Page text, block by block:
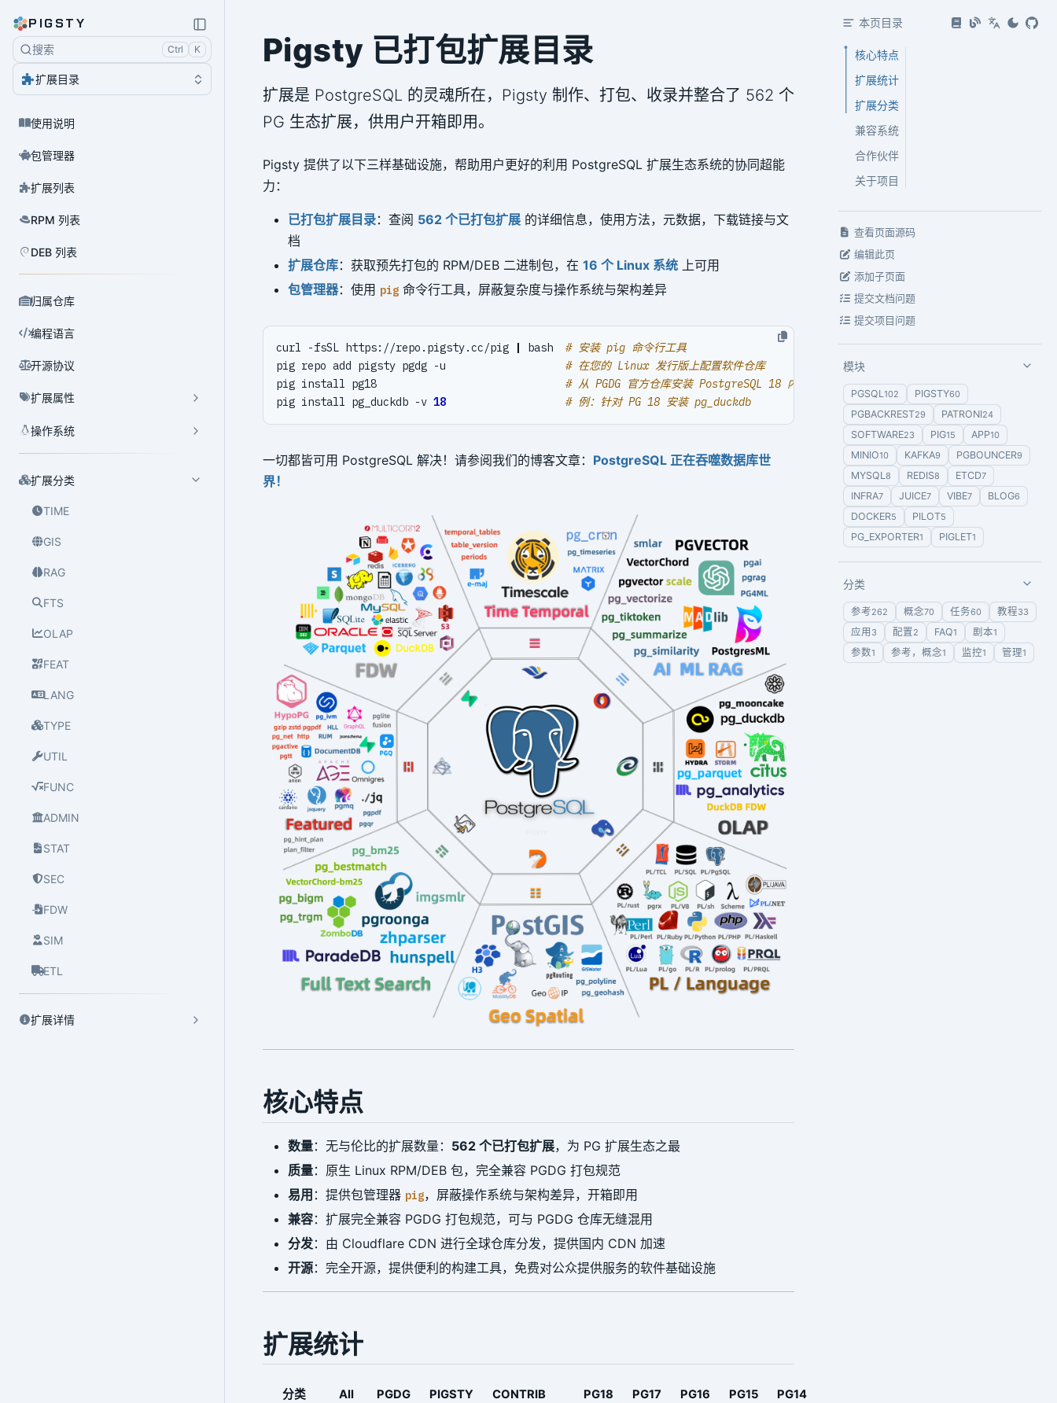
PIGSTY
搜索 Ctrl K
扩展目录
使用说明
包管理器
扩展列表
RPM 列表
DEB 列表
归属仓库
编程语言
开源协议
扩展属性
操作系统
扩展分类
TIME
GIS
RAG
FTS
OLAP
FEAT
LANG
TYPE
UTIL
FUNC
ADMIN
STAT
SEC
FDW
SIM
ETL
扩展详情
Pigsty 已打包扩展目录
扩展是 PostgreSQL 的灵魂所在，Pigsty 制作、打包、收录并整合了 562 个
PG 生态扩展，供用户开箱即用。
Pigsty 提供了以下三样基础设施，帮助用户更好的利用 PostgreSQL 扩展生态系统的协同超能
力：
已打包扩展目录：查阅 562 个已打包扩展 的详细信息，使用方法，元数据，下载链接与文
档
扩展仓库：获取预先打包的 RPM/DEB 二进制包，在 16 个 Linux 系统 上可用
包管理器：使用 pig 命令行工具，屏蔽复杂度与操作系统与架构差异
curl -fsSL https://repo.pigsty.cc/pig | bash # 安装 pig 命令行工具
pig repo add pigsty pgdg -u # 在您的 Linux 发行版上配置软件仓库
pig install pg18 # 从 PGDG 官方仓库安装 PostgreSQL 18 内核包
pig install pg_duckdb -v 18 # 例：针对 PG 18 安装 pg_duckdb
一切都皆可用 PostgreSQL 解决！请参阅我们的博客文章： PostgreSQL 正在吞噬数据库世
界！
核心特点
数量：无与伦比的扩展数量： 562 个已打包扩展，为 PG 扩展生态之最
质量：原生 Linux RPM/DEB 包，完全兼容 PGDG 打包规范
易用 ：提供包管理器 pig，屏蔽操作系统与架构差异，开箱即用
兼容：扩展完全兼容 PGDG 打包规范，可与 PGDG 仓库无缝混用
分发：由 Cloudflare CDN 进行全球仓库分发，提供国内 CDN 加速
开源：完全开源，提供便利的构建工具，免费对公众提供服务的软件基础设施
扩展统计
分类 All PGDG PIGSTY CONTRIB PG18 PG17 PG16 PG15 PG14
本页目录
核心特点
扩展统计
扩展分类
兼容系统
合作伙伴
关于项目
查看页面源码
编辑此页
添加子页面
提交文档问题
提交项目问题
模块
PGSQL102 PIGSTY60
PGBACKREST29 PATRONI24
SOFTWARE23 PIG15 APP10
MINIO10 KAFKA9 PGBOUNCER9
MYSQL8 REDIS8 ETCD7
INFRA7 JUICE7 VIBE7 BLOG6
DOCKER5 PILOT5
PG_EXPORTER1 PIGLET1
分类
参考262 概念70 任务60 教程33
应用 3 配置2 FAQ1 剧本1
参数1 参考，概念1 监控1 管理1